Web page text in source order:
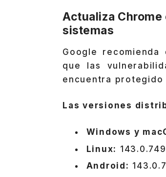
Actualiza
sistemas
Google
que las
encuentra protegido
Las versiones
Windows y
Linux:
Android: